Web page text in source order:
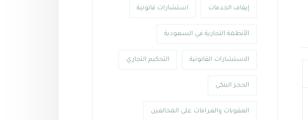
إيقاف الخدمات استشارات قانونية
الأنظمة التجارية في السعودية
الاستشارات القانونية التحكيم التجاري
الحجز البنكي
العقوبات والغرامات على المخالفين